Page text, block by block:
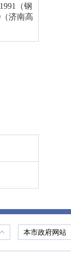
（钢
济南高
本市政府网站